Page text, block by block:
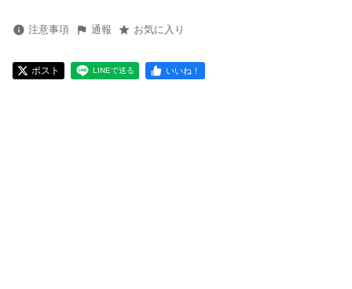
注意事項 通報 お気に入り
ポスト LINEで送る いいね！